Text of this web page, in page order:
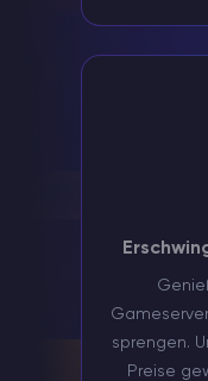
sprengen.
Preise